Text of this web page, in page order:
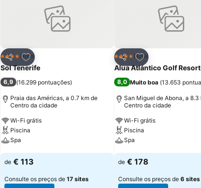
Partilhar
Adicionar aos favoritos
4 EstrelasHotel
Sol Tenerife
6,9 (16.299 pontuações)
Praia das Américas, a 0.7 km de
Centro da cidade
Wi-Fi grátis
Piscina
Spa
Ver preços
de € 113
Consulte os preços de 17 sites
Partilhar
Adicionar aos
4 EstrelasHotel
Alua Atlántico Golf Resort
8,0 Muito boa (13.653
San Miguel de Abona, a 8.3
Centro da cidade
Wi-Fi grátis
Piscina
Spa
Ver preços
de € 178
Consulte os preços de 6 sites